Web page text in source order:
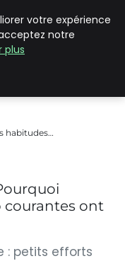
habitudes…
courantes ont
: petits efforts
votre expérience
notre
plus